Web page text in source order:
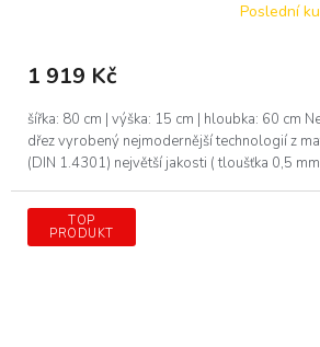
Poslední
1 919 Kč
šířka: 80 cm | výška: 15 cm | hloubka: 60 cm
dřez vyrobený nejmodernější technologií z
(DIN 1.4301) největší jakosti ( tloušťka 0,5
TOP
PRODUKT